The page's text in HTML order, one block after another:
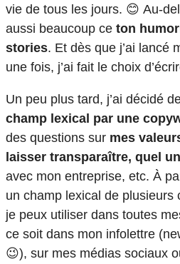
vie de tous les jours. 😊 Au-
aussi beaucoup ce ton
stories. Et dès que j’ai lancé
une fois, j’ai fait le choix
Un peu plus tard, j’ai décidé
champ lexical par une
des questions sur mes
laisser transparaître, quel
avec mon entreprise, etc. À
un champ lexical de plusieurs
je peux utiliser dans toutes
ce soit dans mon infolettre
😉), sur mes médias sociaux